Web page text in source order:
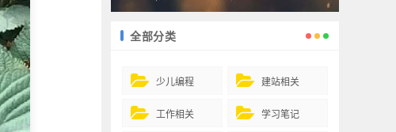
全部分类
少儿编程 建站相关
工作相关 学习笔记